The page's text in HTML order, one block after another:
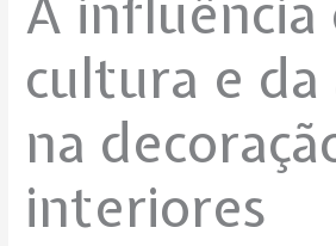
cultura e
na
interiores